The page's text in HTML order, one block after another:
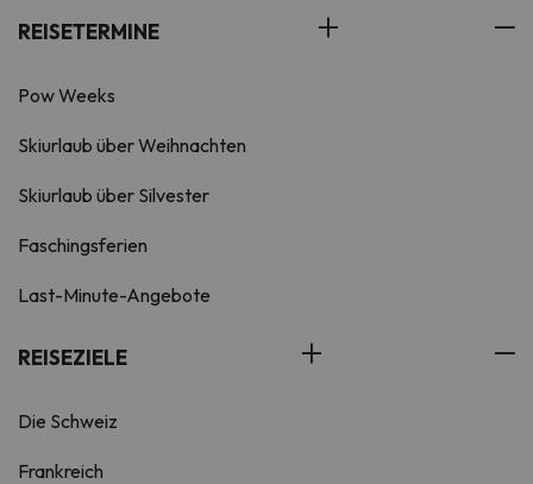
REISETERMINE
Pow Weeks
Skiurlaub über Weihnachten
Skiurlaub über Silvester
Faschingsferien
Last-Minute-Angebote
REISEZIELE
Die Schweiz
Frankreich